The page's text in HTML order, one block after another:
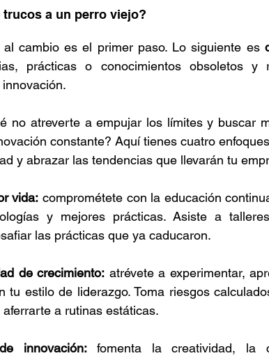
a un perro viejo?
cambio es el primer paso. Lo siguiente es
prácticas o conocimientos obsoletos y
no atreverte a empujar los límites y buscar
constante? Aquí tienes cuatro
y abrazar las tendencias que llevarán tu
vida: comprométete con la educación
y mejores prácticas. Asiste a
las prácticas que ya caducaron.
de crecimiento: atrévete a experimentar,
tu estilo de liderazgo. Toma riesgos
a rutinas estáticas.
innovación: fomenta la creatividad, la